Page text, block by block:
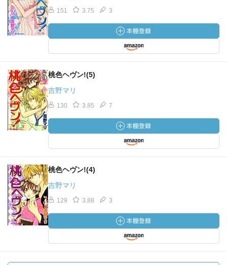
151 3.75 3
桃色ヘヴン!(5)
吉野マリ
130 3.85 7
桃色ヘヴン!(4)
吉野マリ
129 3.88 3